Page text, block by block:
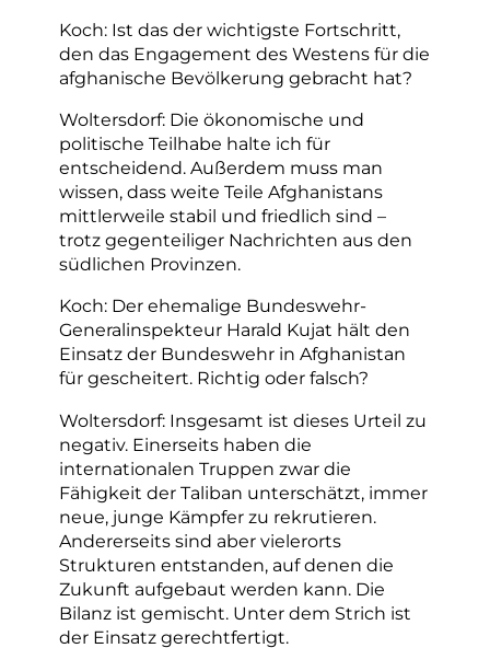
Koch: Ist das der wichtigste Fortschritt,
den das Engagement des Westens für die
afghanische Bevölkerung gebracht hat?
Woltersdorf: Die ökonomische und
politische Teilhabe halte ich für
entscheidend. Außerdem muss man
wissen, dass weite Teile Afghanistans
mittlerweile stabil und friedlich sind –
trotz gegenteiliger Nachrichten aus den
südlichen Provinzen.
Koch: Der ehemalige Bundeswehr-
Generalinspekteur Harald Kujat hält den
Einsatz der Bundeswehr in Afghanistan
für gescheitert. Richtig oder falsch?
Woltersdorf: Insgesamt ist dieses Urteil zu
negativ. Einerseits haben die
internationalen Truppen zwar die
Fähigkeit der Taliban unterschätzt, immer
neue, junge Kämpfer zu rekrutieren.
Andererseits sind aber vielerorts
Strukturen entstanden, auf denen die
Zukunft aufgebaut werden kann. Die
Bilanz ist gemischt. Unter dem Strich ist
der Einsatz gerechtfertigt.